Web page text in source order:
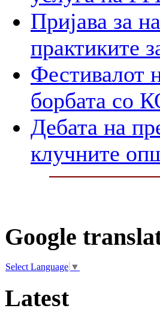
Пријава за
практиките
Фестивалот
борбата со
Дебата на
клучните
Google
Select Language ▼
Latest